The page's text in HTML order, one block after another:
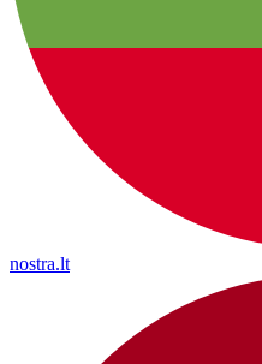
nostra.lt